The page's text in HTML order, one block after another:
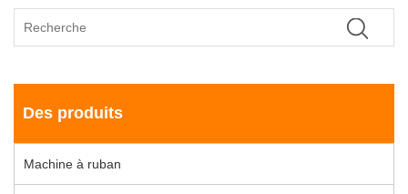
Des produits
Machine à ruban